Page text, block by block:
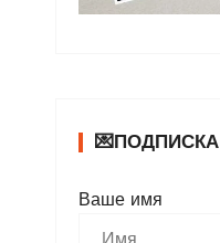
💌ПОДПИСКА
Ваше имя